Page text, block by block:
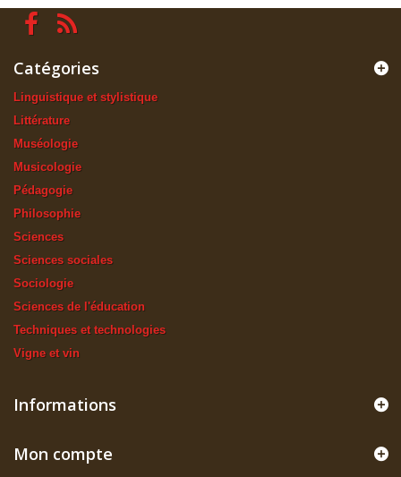
Catégories
Linguistique et stylistique
Littérature
Muséologie
Musicologie
Pédagogie
Philosophie
Sciences
Sciences sociales
Sociologie
Sciences de l'éducation
Techniques et technologies
Vigne et vin
Informations
Mon compte